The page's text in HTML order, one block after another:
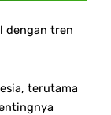
dengan tren
terutama